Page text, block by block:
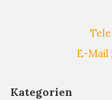
E-Mail
Kategorien